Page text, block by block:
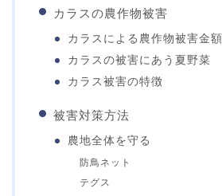
カラスの農作物被害
カラスによる農作物被害金額
カラスの被害にあう夏野菜
カラス被害の特徴
被害対策方法
農地全体を守る
防鳥ネット
テグス